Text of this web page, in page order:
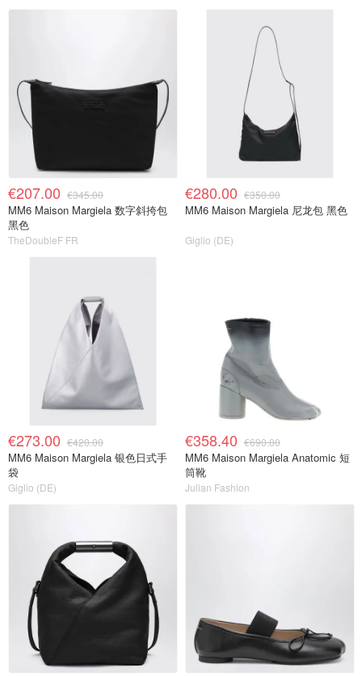
€207.00 €345.00
MM6 Maison Margiela 数字斜挎包
黑色
TheDoubleF FR
€280.00 €350.00
MM6 Maison Margiela 尼龙包 黑色
Giglio (DE)
€273.00 €420.00
MM6 Maison Margiela 银色日式手
袋
Giglio (DE)
€358.40 €690.00
MM6 Maison Margiela Anatomic 短
筒靴
Julian Fashion